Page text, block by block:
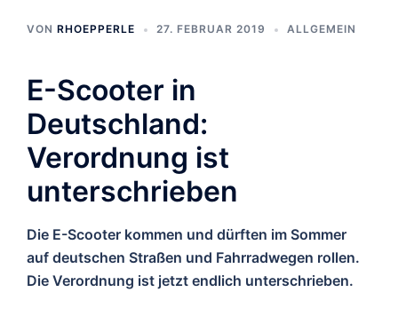
VON RHOEPPERLE 27. FEBRUAR 2019 ALLGEMEIN
E-Scooter in
Deutschland:
Verordnung ist
unterschrieben
Die E-Scooter kommen und dürften im Sommer
auf deutschen Straßen und Fahrradwegen rollen.
Die Verordnung ist jetzt endlich unterschrieben.